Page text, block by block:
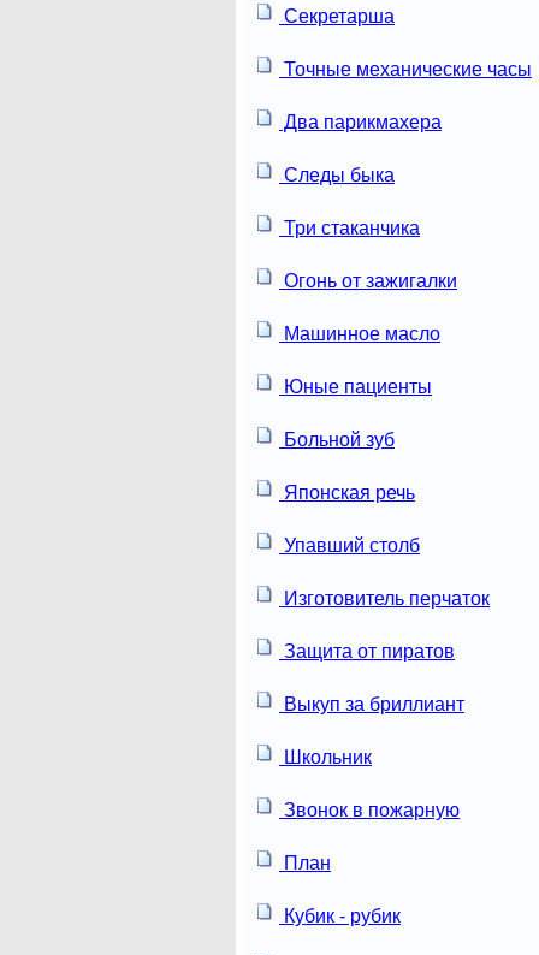
Секретарша
Точные механические часы
Два парикмахера
Следы быка
Три стаканчика
Огонь от зажигалки
Машинное масло
Юные пациенты
Больной зуб
Японская речь
Упавший столб
Изготовитель перчаток
Защита от пиратов
Выкуп за бриллиант
Школьник
Звонок в пожарную
План
Кубик - рубик